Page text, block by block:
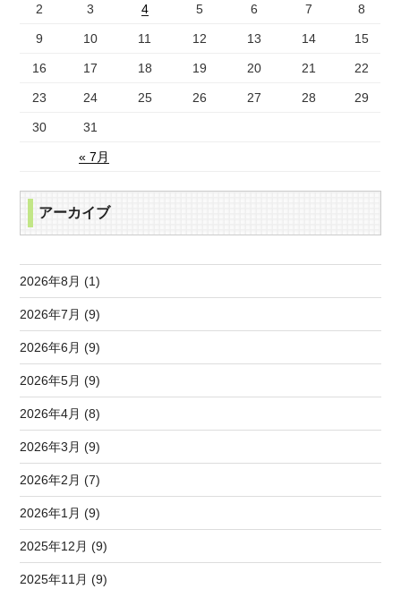
« 7月
2 3 4 5 6 7 8
9 10 11 12 13 14 15
16 17 18 19 20 21 22
23 24 25 26 27 28 29
30 31
アーカイブ
2026年8月 (1)
2026年7月 (9)
2026年6月 (9)
2026年5月 (9)
2026年4月 (8)
2026年3月 (9)
2026年2月 (7)
2026年1月 (9)
2025年12月 (9)
2025年11月 (9)